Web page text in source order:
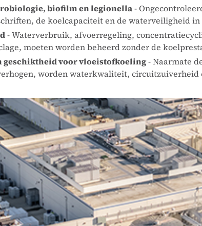
biofilm en legionella-
de koelcapaciteit en de waterveiligheid in
- Waterverbruik, afvoerregeling,
moeten worden beheerd zonder de
geschiktheid voor vloeistofkoeling- Naarmate
worden waterkwaliteit, circuitzuiverheid